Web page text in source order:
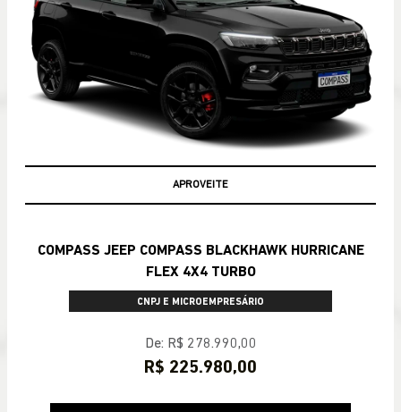
APROVEITE
COMPASS JEEP COMPASS BLACKHAWK HURRICANE
FLEX 4X4 TURBO
CNPJ E MICROEMPRESÁRIO
De: R$ 278.990,00
R$ 225.980,00